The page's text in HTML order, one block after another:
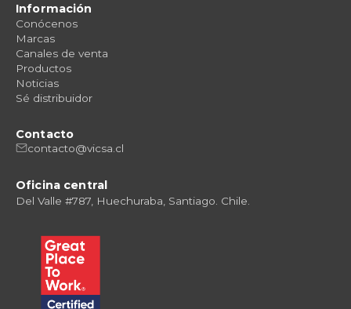
Información
Conócenos
Marcas
Canales de venta
Productos
Noticias
Sé distribuidor
Contacto
contacto@vicsa.cl
Oficina central
Del Valle #787, Huechuraba, Santiago. Chile.